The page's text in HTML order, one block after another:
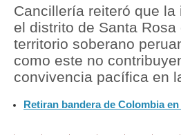
Política
Tu Dinero
Finanzas Personales
Cancillería reiteró que la
el distrito de Santa Rosa
territorio soberano
como este no
convivencia pacífica en
Retiran bandera de Colombia